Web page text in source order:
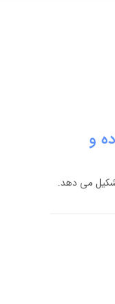
و
تشکیل می دهد.